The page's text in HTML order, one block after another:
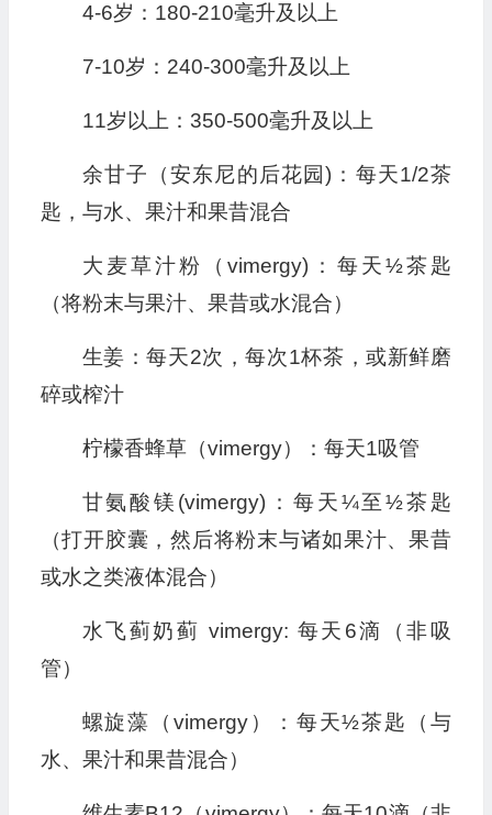
4-6岁：180-210毫升及以上
7-10岁：240-300毫升及以上
11岁以上：350-500毫升及以上
余甘子（安东尼的后花园)：每天1/2茶
匙，与水、果汁和果昔混合
大麦草汁粉（vimergy)：每天½茶匙
（将粉末与果汁、果昔或水混合）
生姜：每天2次，每次1杯茶，或新鲜磨
碎或榨汁
柠檬香蜂草（vimergy）：每天1吸管
甘氨酸镁(vimergy)：每天¼至½茶匙
（打开胶囊，然后将粉末与诸如果汁、果昔
或水之类液体混合）
水飞蓟奶蓟 vimergy: 每天6滴（非吸
管）
螺旋藻（vimergy）：每天½茶匙（与
水、果汁和果昔混合）